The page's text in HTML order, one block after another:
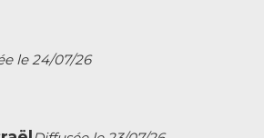
le 24/07/26